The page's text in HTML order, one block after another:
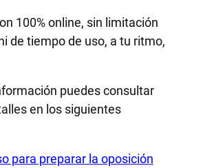
100% online, sin limitación
de tiempo de uso, a tu ritmo,
puedes consultar
en los siguientes
para preparar la oposición